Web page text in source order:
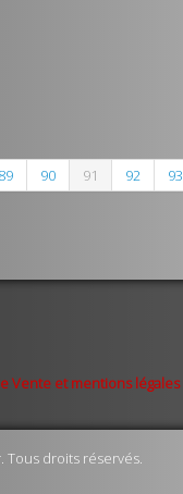
89 90 91 92 93
Vente et mentions légales
Tous droits réservés.